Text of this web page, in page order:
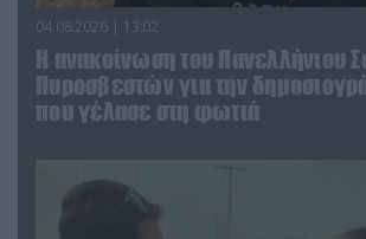
04.08.2026 | 13:02
Η ανακοίνωση του Πανελλήνιου
Πυροσβεστών για την
που γέλασε στη φωτιά